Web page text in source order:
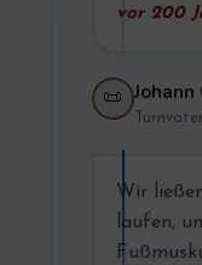
vor 200
📜
Turnvater
Wir
laufen,